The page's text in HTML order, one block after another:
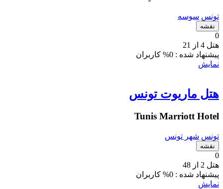
تونس سوسه
نقشه
0
هتل 4 از 21
پیشنهاد شده : 0% کاربران
نمایش
هتل ماریوت تونس
Tunis Marriott Hotel
تونس شهر تونس
نقشه
0
هتل 2 از 48
پیشنهاد شده : 0% کاربران
نمایش